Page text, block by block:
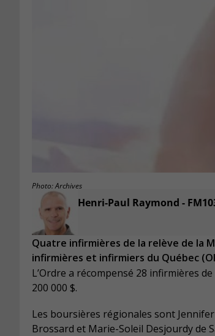
Photo: Archives
Henri-Paul Raymond -
Quatre infirmières de la relève de la
infirmières et infirmiers du Québec
L’Ordre a récompensé 28 infirmières
200 000 $.
Les boursières régionales sont
Brossard et Marie-Soleil Desjourdy de